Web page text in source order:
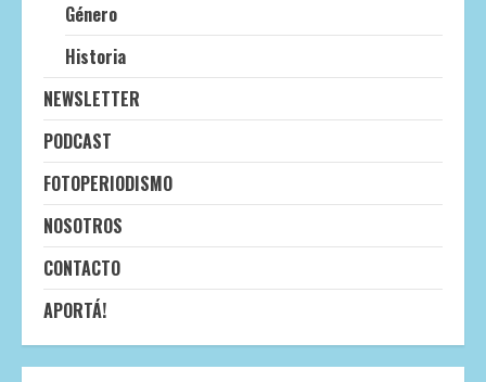
Género
Historia
NEWSLETTER
PODCAST
FOTOPERIODISMO
NOSOTROS
CONTACTO
APORTÁ!